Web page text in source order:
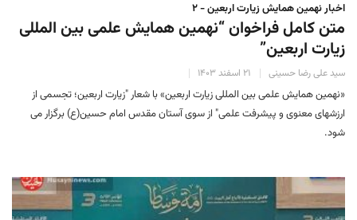
اخبار نهمین همایش زیارت اربعین - ۲
متن کامل فراخوان “نهمین همایش علمی بین المللی
زیارت اربعین”
سید علی رضا حسینی ۲۱ اسفند ۱۴۰۳
«نهمین همایش علمی بین المللی زیارت اربعین» با شعار "زیارت اربعین؛ تجسمی از
ارزشهای معنوی و پیشرفت علمی" از سوی آستان مقدس امام حسین(ع) برگزار می
شود.